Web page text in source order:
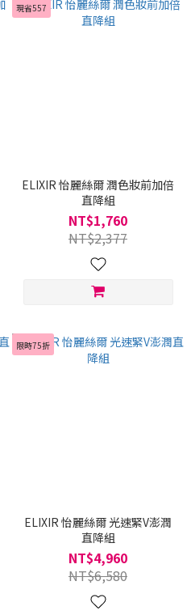
現省557
ELIXIR 怡麗絲爾 潤色妝前加倍
直降組
NT$1,760
NT$2,377
限時75折
ELIXIR 怡麗絲爾 光速緊V澎潤
直降組
NT$4,960
NT$6,580